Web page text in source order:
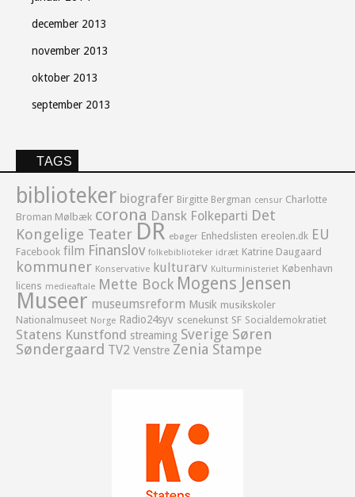
december 2013
november 2013
oktober 2013
september 2013
TAGS
biblioteker biografer Birgitte Bergman censur Charlotte
Broman Mølbæk corona Dansk Folkeparti Det
Kongelige Teater DR ebøger Enhedslisten ereolen.dk EU
Facebook film Finanslov folkebiblioteker idræt Katrine Daugaard
kommuner Konservative kulturarv Kulturministeriet København
licens medieaftale Mette Bock Mogens Jensen
Museer museumsreform Musik musikskoler
Nationalmuseet Norge Radio24syv scenekunst SF Socialdemokratiet
Statens Kunstfond streaming Sverige Søren
Søndergaard TV2 Venstre Zenia Stampe